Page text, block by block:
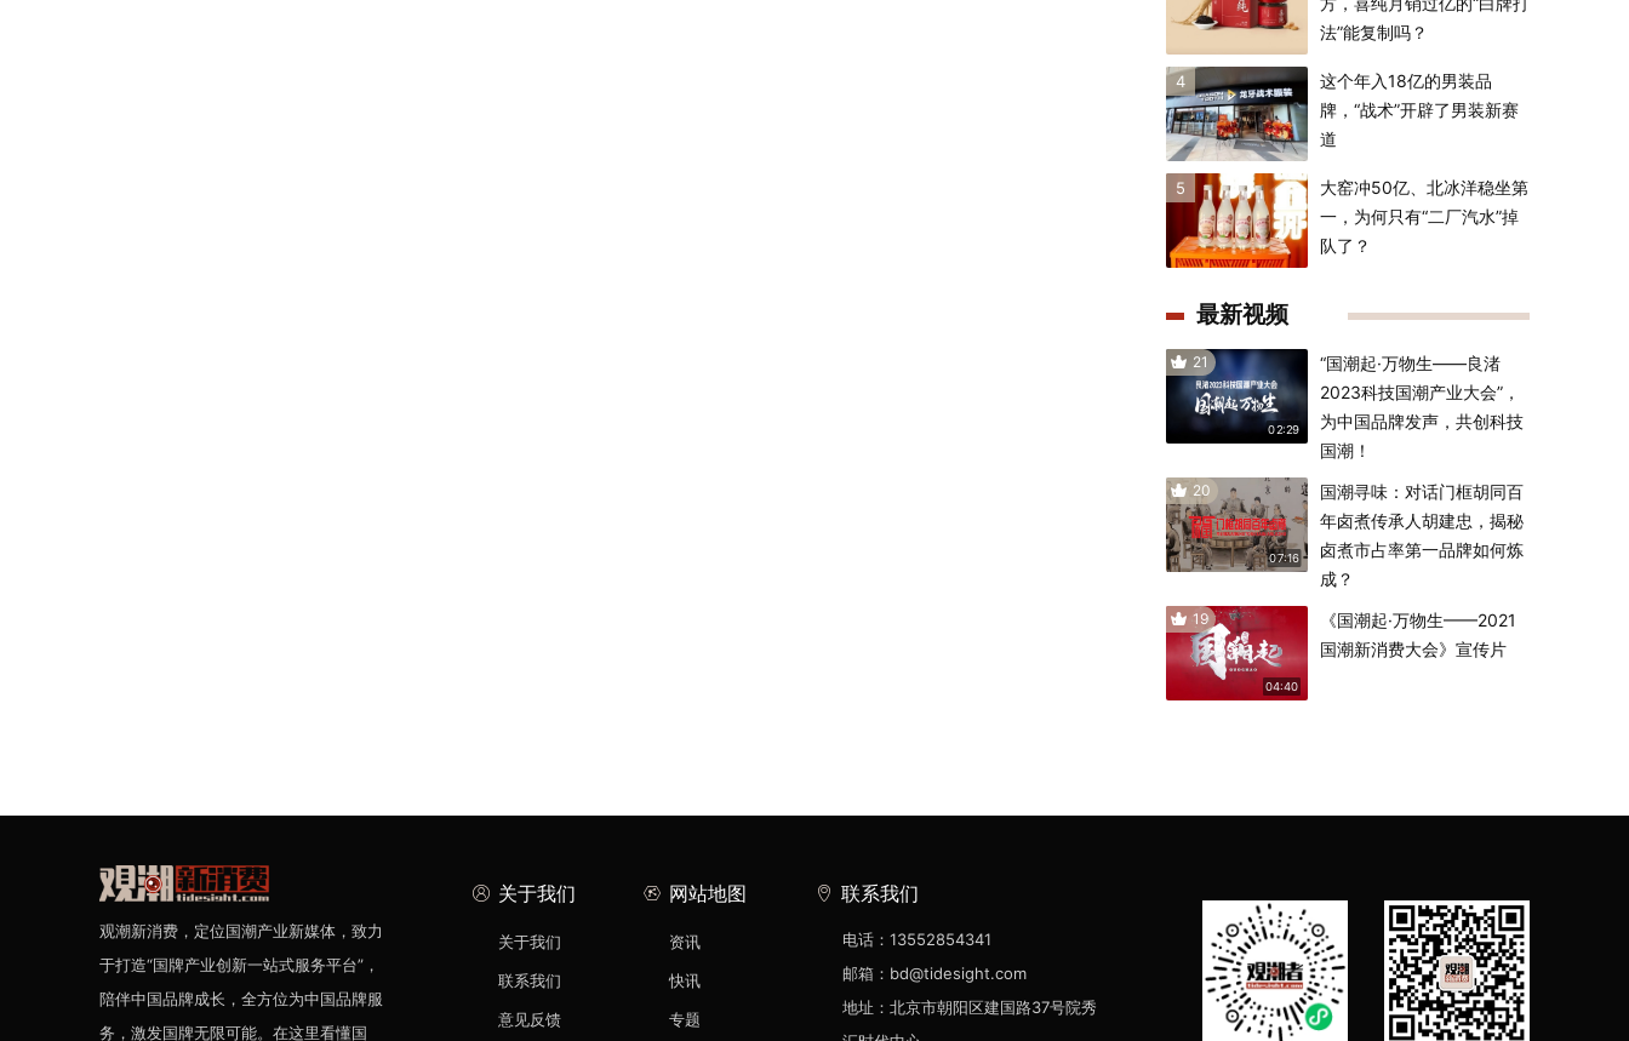
法”能复制吗？
4
这个年入18亿的男装品
牌，“战术”开辟了男装新赛
道
5
大窑冲50亿、北冰洋稳坐第
一，为何只有“二厂汽水”掉
队了？
最新视频
21
02:29
“国潮起·万物生——良渚
2023科技国潮产业大会”，
为中国品牌发声，共创科技
国潮！
20
07:16
国潮寻味：对话门框胡同百
年卤煮传承人胡建忠，揭秘
卤煮市占率第一品牌如何炼
成？
19
04:40
《国潮起·万物生——2021
国潮新消费大会》宣传片
观潮新消费，定位国潮产业新媒体，致力
于打造“国牌产业创新一站式服务平台”，
陪伴中国品牌成长，全方位为中国品牌服
务，激发国牌无限可能。在这里看懂国
关于我们
关于我们
联系我们
意见反馈
网站地图
资讯
快讯
专题
联系我们
电话：13552854341
邮箱：bd@tidesight.com
地址：北京市朝阳区建国路37号院秀